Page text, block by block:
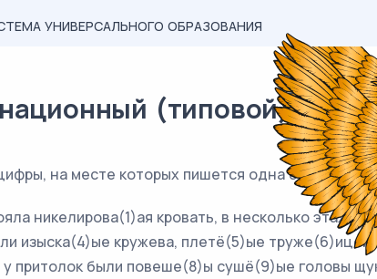
УНИВЕРСАЛЬНОГО ОБРАЗОВАНИЯ
(типовой)
на месте которых пишется одна букваН.
никелирова(1)ая кровать, в несколько
изыска(4)ые кружева, плетё(5)ые
притолок были повеше(8)ы сушё(9)ые головы